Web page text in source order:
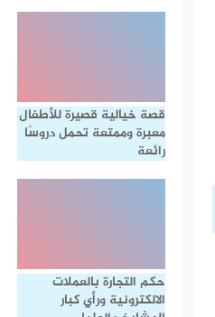
قصة خيالية قصيرة للأطفال
معبرة وممتعة تحمل دروسًا
رائعة
حكم التجارة بالعملات
الالكترونية ورأي كبار